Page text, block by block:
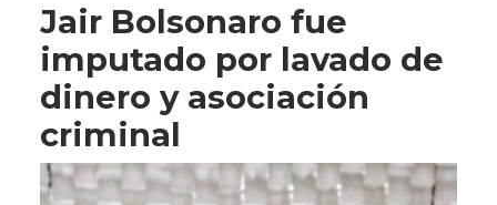
Jair Bolsonaro fue
imputado por lavado de
dinero y asociación
criminal